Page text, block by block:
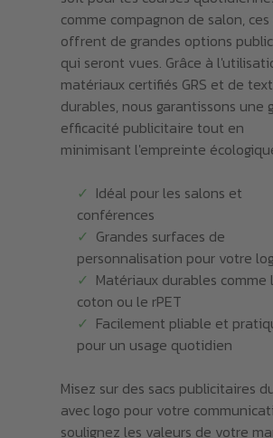
comme compagnon de salon, ces
offrent de grandes options
qui seront vues. Grâce à
matériaux certifiés GRS et de
durables, nous garantissons une
efficacité publicitaire tout en
minimisant l'empreinte
Idéal pour les salons et
conférences
Grandes surfaces de
personnalisation pour votre
Matériaux durables comme
coton ou le rPET
Facilement pliable et
pour un usage quotidien
Misez sur des sacs publicitaires
avec logo pour votre
soulignez les valeurs de votre